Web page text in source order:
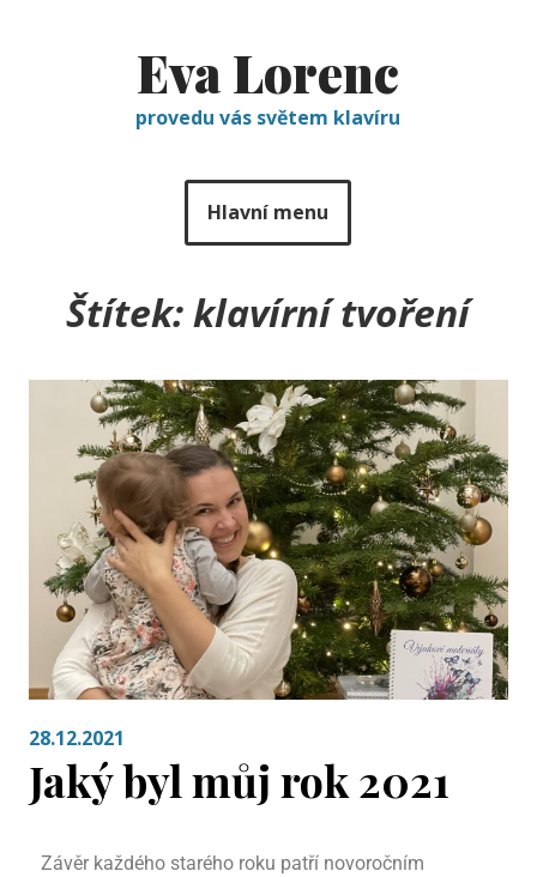
Eva Lorenc
provedu vás světem klavíru
Hlavní menu
Štítek:klavírní tvoření
28.12.2021
Jaký byl můj rok 2021
Závěr každého starého roku patří novoročním